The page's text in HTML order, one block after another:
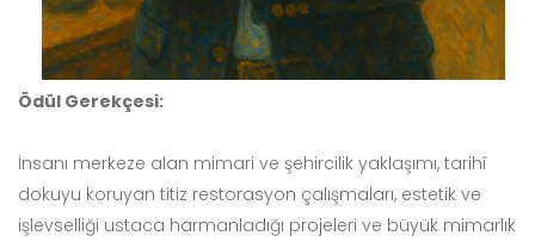
Ödül Gerekçesi:
İnsanı merkeze alan mimari ve şehircilik yaklaşımı, tarihî
dokuyu koruyan titiz restorasyon çalışmaları, estetik ve
işlevselliği ustaca harmanladığı projeleri ve büyük mimarlık